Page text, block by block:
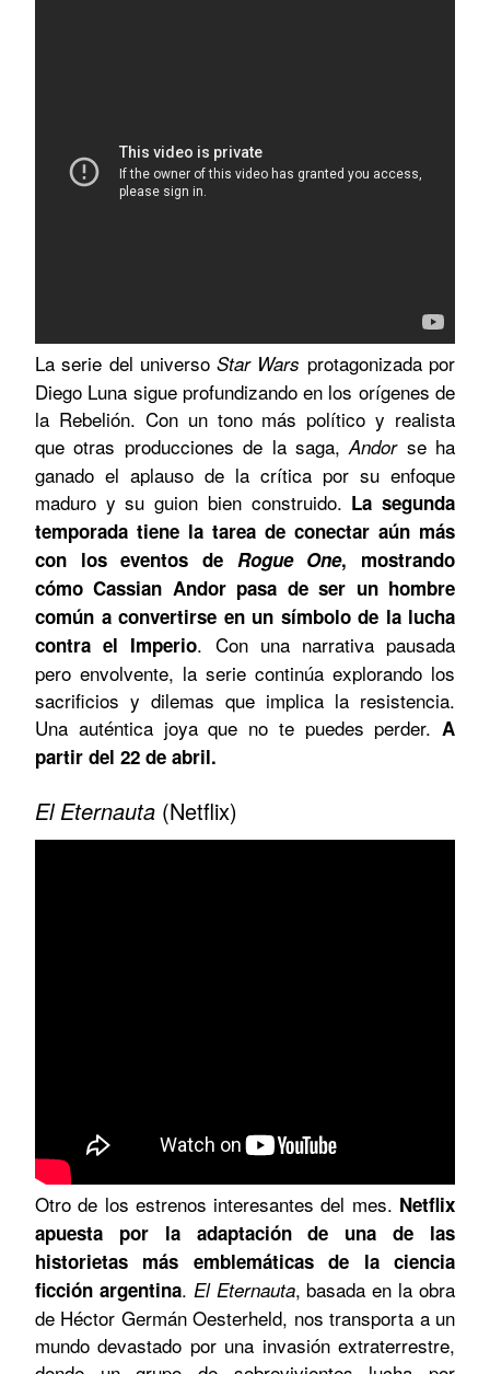
La serie del universoStar Wars protagonizada por
Diego Luna sigue profundizando en los orígenes de
la Rebelión. Con un tono más político y realista
que otras producciones de la saga,Andorse ha
ganado el aplauso de la crítica por su enfoque
maduro y su guion bien construido. La segunda
temporada tiene la tarea de conectar aún más
con los eventos de Rogue One, mostrando
cómo Cassian Andor pasa de ser un hombre
común a convertirse en un símbolo de la lucha
contra el Imperio. Con una narrativa pausada
pero envolvente, la serie continúa explorando los
sacrificios y dilemas que implica la resistencia.
Una auténtica joya que no te puedes perder. A
partir del 22 de abril.
El Eternauta (Netflix)
Otro de los estrenos interesantes del mes. Netflix
apuesta por la adaptación de una de las
historietas más emblemáticas de la ciencia
ficción argentina. El Eternauta, basada en la obra
de Héctor Germán Oesterheld, nos transporta a un
mundo devastado por una invasión extraterrestre,